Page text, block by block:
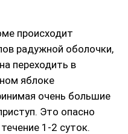
происходит
радужной оболочки,
переходить в
яблоке
очень большие
Это опасно
1-2 суток.